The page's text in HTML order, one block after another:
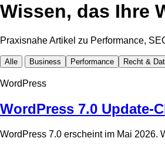
Wissen, das Ihre
Praxisnahe Artikel zu Performance,
Alle Business Performance Recht &
WordPress
WordPress 7.0 Update-
WordPress 7.0 erscheint im Mai 2026.